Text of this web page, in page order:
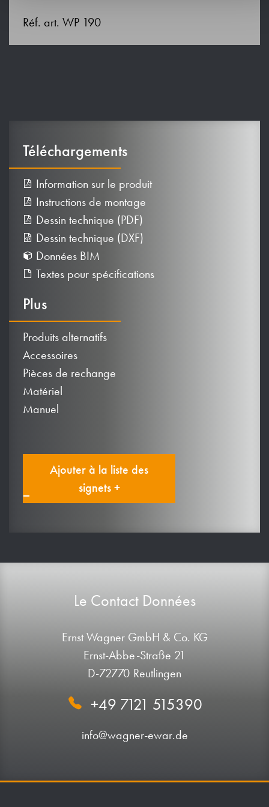
Réf. art. WP 190
Téléchargements
Information sur le produit
Instructions de montage
Dessin technique (PDF)
Dessin technique (DXF)
Données BIM
Textes pour spécifications
Plus
Produits alternatifs
Accessoires
Pièces de rechange
Matériel
Manuel
Ajouter à la liste des
signets +
Le Contact Données
Ernst Wagner GmbH & Co. KG
Ernst-Abbe-Straße 21
D-72770 Reutlingen
+49 7121 515390
info@wagner-ewar.de